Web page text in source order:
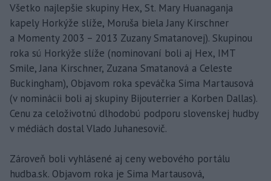
Všetko najlepšie skupiny Hex, St. Mary Huanaganja
kapely Horkýže slíže, Moruša biela Jany Kirschner
a Momenty 2003 – 2013 Zuzany Smatanovej). Skupinou
roka sú Horkýže slíže (nominovaní boli aj Hex, IMT
Smile, Jana Kirschner, Zuzana Smatanová a Celeste
Buckingham), Objavom roka speváčka Sima Martausová
(v nominácii boli aj skupiny Bijouterrier a Korben Dallas).
Cenu za celoživotnú dlhodobú podporu slovenskej hudby
v médiách dostal Vlado Juhanesovič.
Zároveň boli vyhlásené aj ceny webového portálu
hudba.sk. Objavom roka je Sima Martausová,